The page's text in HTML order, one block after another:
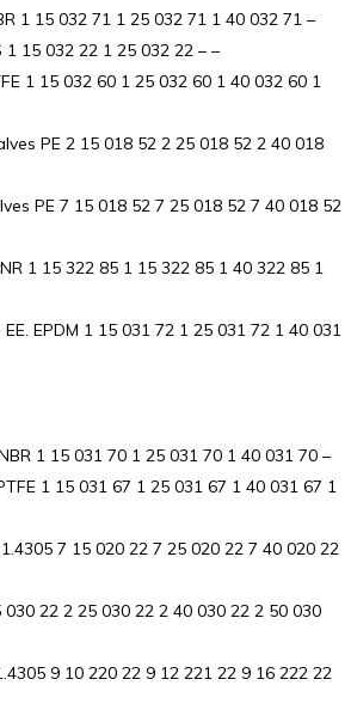
1 15 032 71 1 25 032 71 1 40 032 71 –
1 15 032 22 1 25 032 22 – –
1 15 032 60 1 25 032 60 1 40 032 60 1
PE 2 15 018 52 2 25 018 52 2 40 018
PE 7 15 018 52 7 25 018 52 7 40 018 52
1 15 322 85 1 15 322 85 1 40 322 85 1
EPDM 1 15 031 72 1 25 031 72 1 40 031
1 15 031 70 1 25 031 70 1 40 031 70 –
1 15 031 67 1 25 031 67 1 40 031 67 1
7 15 020 22 7 25 020 22 7 40 020 22
22 2 25 030 22 2 40 030 22 2 50 030
9 10 220 22 9 12 221 22 9 16 222 22